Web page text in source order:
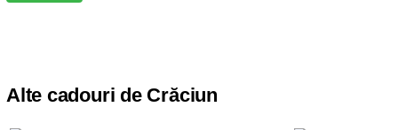
Alte cadouri de Crăciun